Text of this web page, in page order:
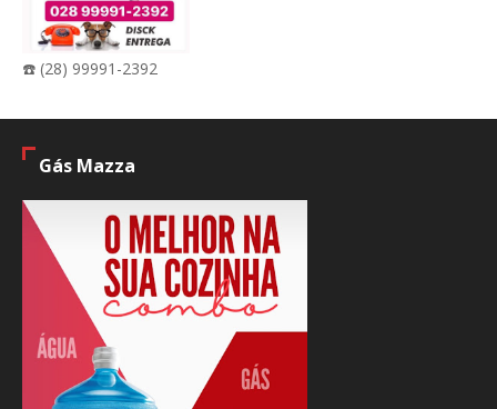
☎️ (28) 99991-2392
Gás Mazza